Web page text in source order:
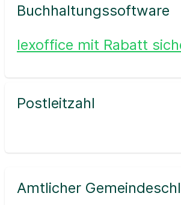
Buchhaltungssoftware
lexoffice mit Rabatt
Postleitzahl
Amtlicher